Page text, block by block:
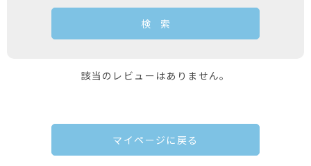
該当のレビューはありません。
マイページに戻る